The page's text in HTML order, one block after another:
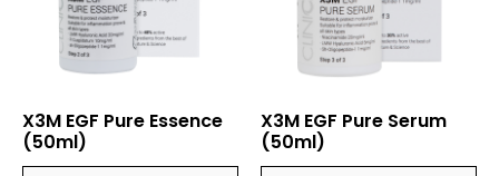
X3M EGF Pure Essence
(50ml)
X3M EGF Pure Serum
(50ml)